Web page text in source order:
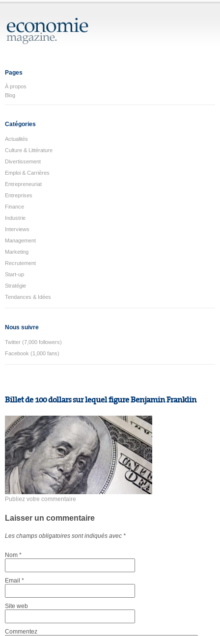
Pages
À propos
Blog
Catégories
Actualités
Culture & Littérature
Divertissement
Emploi & Carrières
Entrepreneuriat
Entreprises
Finance
Industrie
Interviews
Management
Marketing
Recrutement
Start-up
Stratégie
Tendances & Idées
Nous suivre
Twitter (7,000 followers)
Facebook (1,000 fans)
Billet de 100 dollars sur lequel figure Benjamin Franklin
Publiez votre commentaire
Laisser un commentaire
Les champs obligatoires sont indiqués avec *
Nom *
Email *
Site web
Commentez